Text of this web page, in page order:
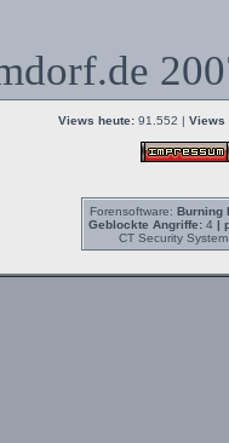
Views heute: 91.552 | Views
Forensoftware: Burning
Geblockte Angriffe:4 |
CT Security